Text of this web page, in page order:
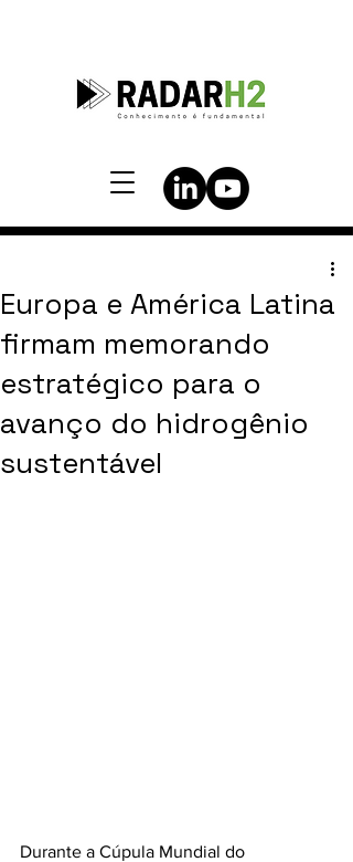
Europa e América Latina
firmam memorando
estratégico para o
avanço do hidrogênio
sustentável
Durante a Cúpula Mundial do